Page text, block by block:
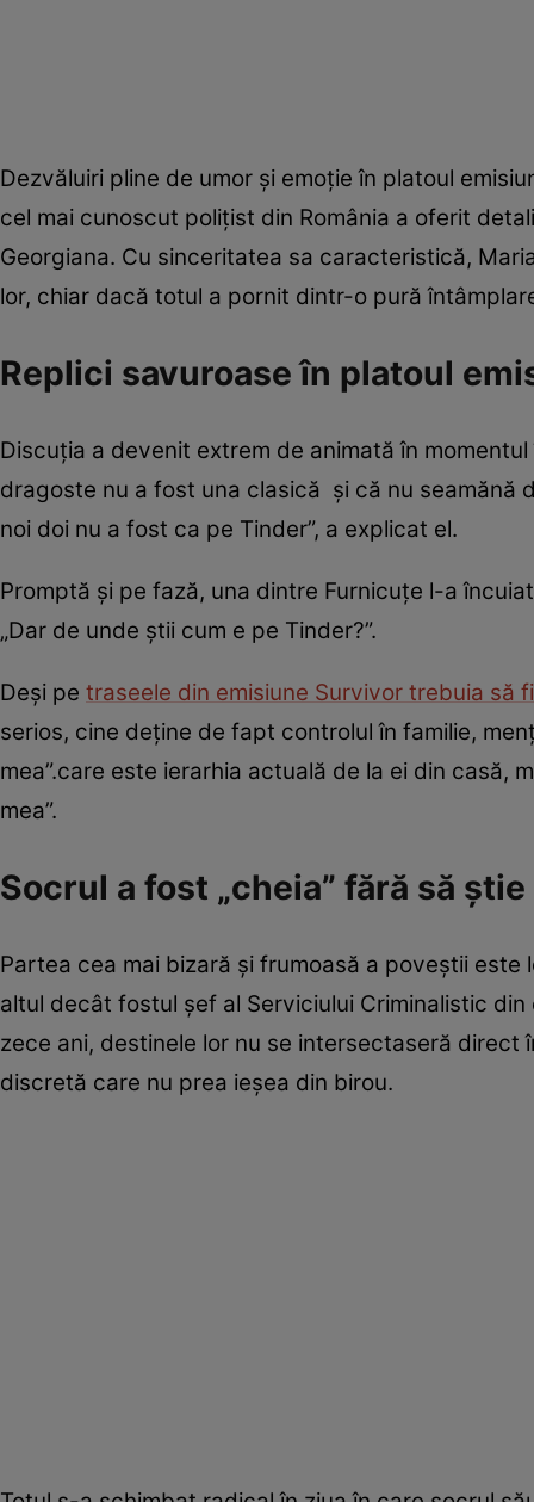
Dezvăluiri pline de umor și emoție în platoul
cel mai cunoscut polițist din România a oferit
Georgiana. Cu sinceritatea sa caracteristică,
lor, chiar dacă totul a pornit dintr-o pură
Replici savuroase în platoul
Discuția a devenit extrem de animată în
dragoste nu a fost una clasică și că nu seamănă
noi doi nu a fost ca pe Tinder”, a explicat el.
Promptă și pe fază, una dintre Furnicuțe l-a
„Dar de unde știi cum e pe Tinder?”.
Deși pe traseele din emisiune Survivor trebuia să
serios, cine deține de fapt controlul în familie,
mea”.care este ierarhia actuală de la ei din casă,
mea”.
Socrul a fost „cheia” fără să știe
Partea cea mai bizară și frumoasă a poveștii este
altul decât fostul șef al Serviciului Criminalistic
zece ani, destinele lor nu se intersectaseră
discretă care nu prea ieșea din birou.